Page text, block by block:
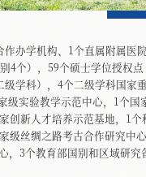
办学机构、1个直属附属医
个），59个硕士学位授权
学科），4个二级学科国家
实验教学示范中心，1个
新人才培养示范基地，1
丝绸之路考古合作研究中
，3个教育部国别和区域研